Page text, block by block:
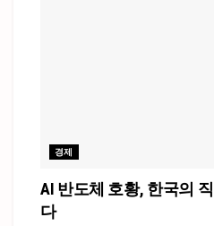
경제
AI 반도체 호황, 한국의
다